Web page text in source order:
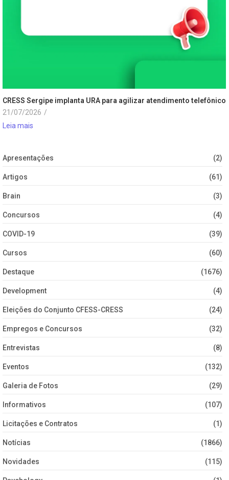
CRESS Sergipe implanta URA para agilizar atendimento telefônico
21/07/2026 /
Leia mais
Apresentações (2)
Artigos (61)
Brain (3)
Concursos (4)
COVID-19 (39)
Cursos (60)
Destaque (1676)
Development (4)
Eleições do Conjunto CFESS-CRESS (24)
Empregos e Concursos (32)
Entrevistas (8)
Eventos (132)
Galeria de Fotos (29)
Informativos (107)
Licitações e Contratos (1)
Notícias (1866)
Novidades (115)